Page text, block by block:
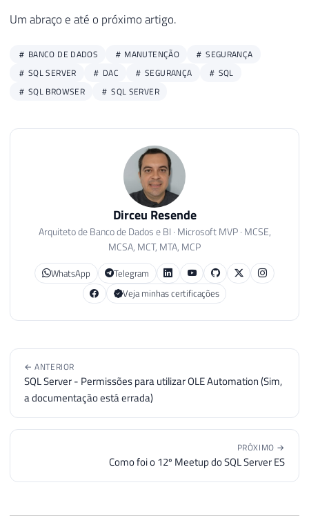
Um abraço e até o próximo artigo.
BANCO DE DADOS MANUTENÇÃO
SEGURANÇA
SQL SERVER
DAC SEGURANÇA
SQL
SQL BROWSER
SQL SERVER
Dirceu Resende
Arquiteto de Banco de Dados e BI · Microsoft MVP · MCSE,
MCSA, MCT, MTA, MCP
WhatsApp
Telegram
Veja minhas certificações
← ANTERIOR
SQL Server - Permissões para utilizar OLE Automation (Sim,
a documentação está errada)
PRÓXIMO →
Como foi o 12º Meetup do SQL Server ES